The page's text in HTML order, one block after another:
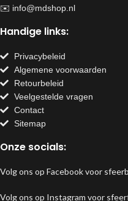
✉️ info@mdshop.nl
Handige links:
Privacybeleid
Algemene voorwaarden
Retourbeleid
Veelgestelde vragen
Contact
Sitemap
Onze socials:
Volg ons op Facebook voor
Volg ons op Instagram voor